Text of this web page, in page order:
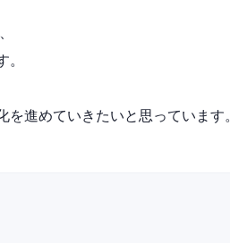
進めていきたいと思っています。